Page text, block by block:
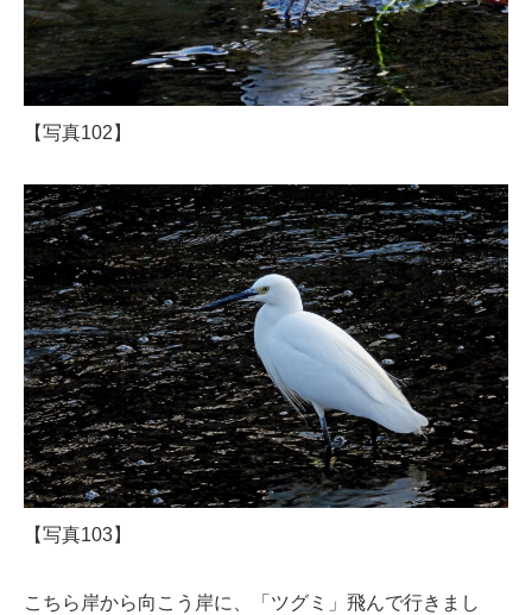
【写真102】
【写真103】
こちら岸から向こう岸に、「ツグミ」飛んで行きまし